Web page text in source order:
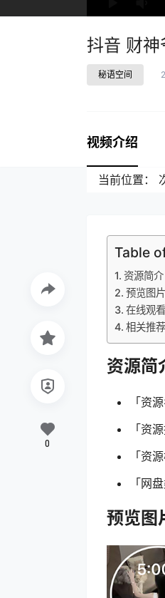
抖音 财
秘语空间
视频介绍
当前位置：
Table
资源简介
预览图片
在线观看
相关推荐
资源简
「资
「资
「资
「网
预览图
0